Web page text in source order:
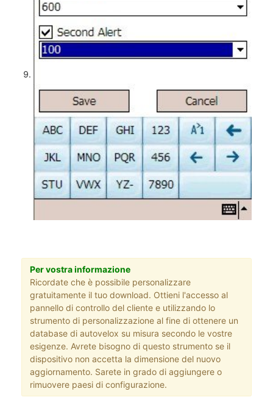
Per vostra informazione
Ricordate che è possibile personalizzare
gratuitamente il tuo download. Ottieni l'accesso al
pannello di controllo del cliente e utilizzando lo
strumento di personalizzazione al fine di ottenere un
database di autovelox su misura secondo le vostre
esigenze. Avrete bisogno di questo strumento se il
dispositivo non accetta la dimensione del nuovo
aggiornamento. Sarete in grado di aggiungere o
rimuovere paesi di configurazione.